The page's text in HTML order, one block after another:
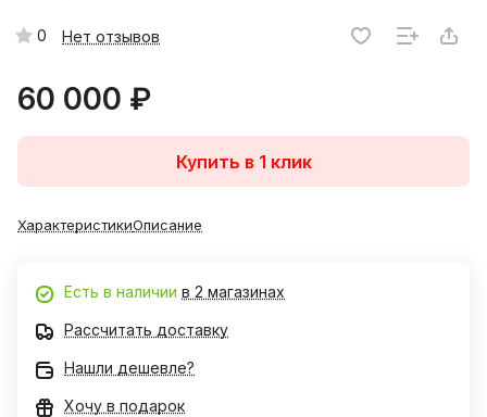
0 Нет отзывов
60 000 ₽
Купить в 1 клик
ХарактеристикиОписание
Есть в наличии в 2 магазинах
Рассчитать доставку
Нашли дешевле?
Хочу в подарок